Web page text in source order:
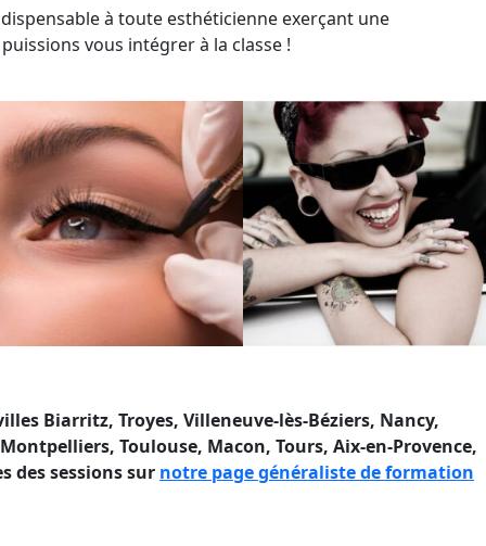
à toute esthéticienne exerçant une
vous intégrer à la classe !
Biarritz, Troyes, Villeneuve-lès-Béziers, Nancy,
Toulouse, Macon, Tours, Aix-en-Provence,
des sessions sur notre page généraliste de formation